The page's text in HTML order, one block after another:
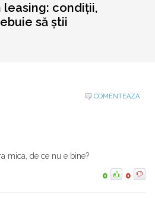
condiții,
să știi
COMENTEAZA
mica, de ce nu e bine?
0 0